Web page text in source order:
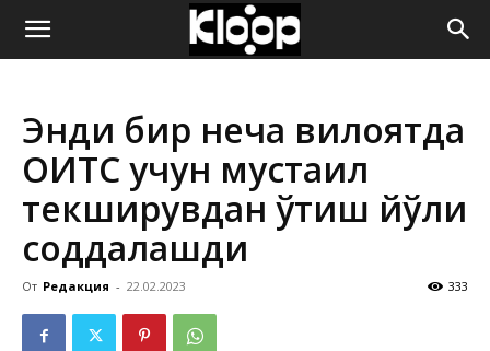
ҚИРҒИЗИСТОН
ЯНГИЛИКЛАРИ
Энди бир неча вилоятда
ОИТС учун мустақил
текширувдан ўтиш йўли
соддалашди
От Редакция - 22.02.2023 333